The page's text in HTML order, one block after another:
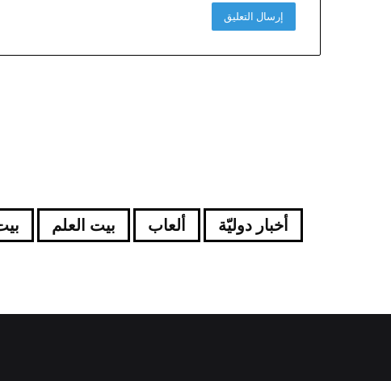
أخبار دوليّة ألعاب بيت العلم